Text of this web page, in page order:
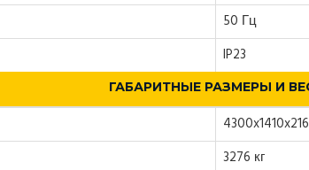
50 Гц
IP23
ГАБАРИТНЫЕ РАЗМЕРЫ И
3276 кг